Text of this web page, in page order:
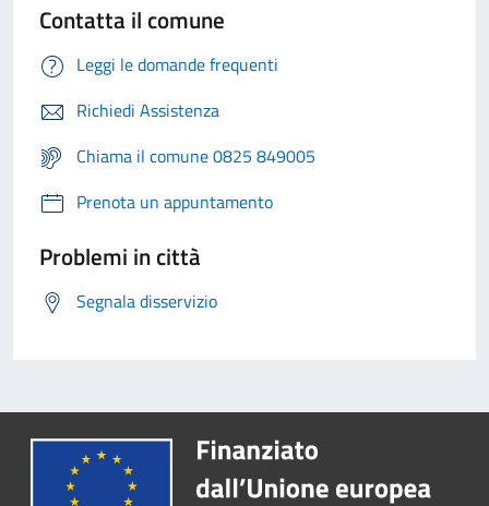
Contatta il comune
Leggi le domande frequenti
Richiedi Assistenza
Chiama il comune 0825 849005
Prenota un appuntamento
Problemi in città
Segnala disservizio